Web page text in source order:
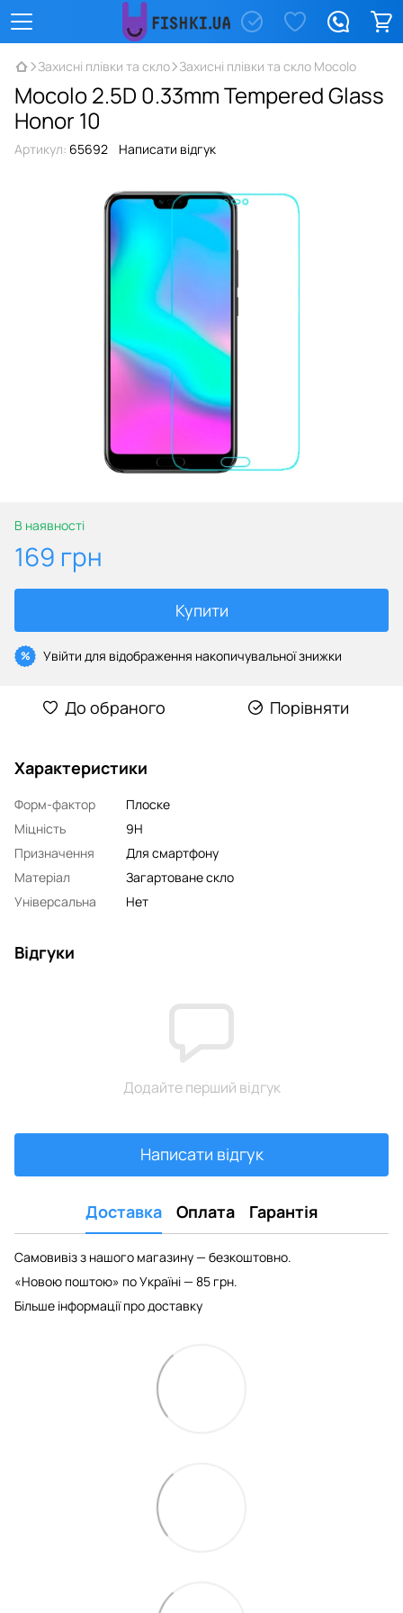
Захисні плівки та скло Захисні плівки та скло Mocolo
Mocolo 2.5D 0.33mm Tempered Glass
Honor 10
Артикул: 65692 Написати відгук
В наявності
169 грн
Купити
% Увійти для відображення накопичувальної знижки
До обраного Порівняти
Характеристики
Форм-фактор
Плоске
Міцність
9H
Призначення
Для смартфону
Матеріал
Загартоване скло
Універсальна
Нет
Відгуки
Додайте перший відгук
Написати відгук
Доставка Оплата Гарантія
Самовивіз з нашого магазину — безкоштовно.
«Новою поштою» по Україні — 85 грн.
Більше інформації про доставку